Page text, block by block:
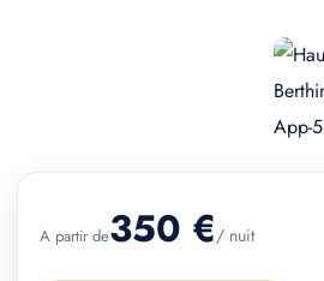
A partir de350 €/ nuit